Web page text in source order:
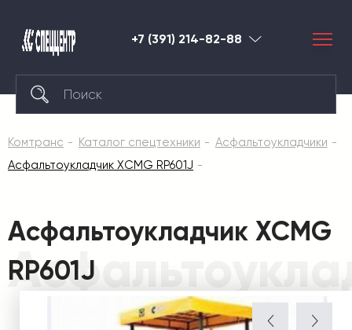
+7 (391) 214-82-88 Красноярск
Комтранс Каталог спецтехники
Асфальтоукладчики
Асфальтоукладчик XCMG RP601J
Асфальтоукладчик XCMG
RP601J